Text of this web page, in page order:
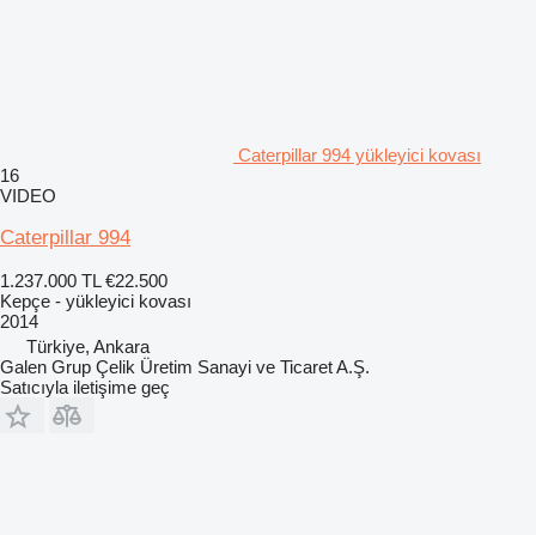
Caterpillar 994 yükleyici kovası
16
VIDEO
Caterpillar 994
1.237.000 TL €22.500
Kepçe - yükleyici kovası
2014
Türkiye, Ankara
Galen Grup Çelik Üretim Sanayi ve Ticaret A.Ş.
Satıcıyla iletişime geç